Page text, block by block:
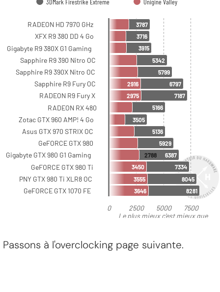
Passons à l'overclocking page suivante.